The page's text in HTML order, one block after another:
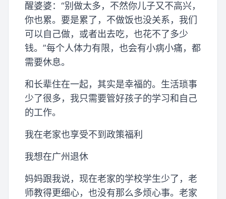
醒婆婆：“别做太多，不然你儿子又不高兴，
你也累。要是累了，不做饭也没关系，我们
可以自己做，或者出去吃，也花不了多少
钱。”每个人体力有限，也会有小病小痛，都
需要休息。
和长辈住在一起，其实是幸福的。生活琐事
少了很多，我只需要管好孩子的学习和自己
的工作。
我在老家也享受不到政策福利
我想在广州退休
妈妈跟我说，现在老家的学校学生少了，老
师教得更细心，也没有那么多烦心事。老家